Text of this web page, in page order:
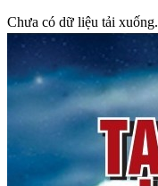
Chưa có dữ liệu tải xuống.